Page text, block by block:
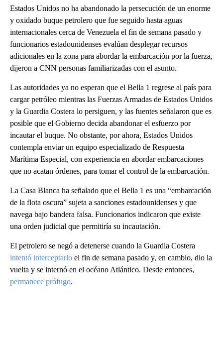
Estados Unidos no ha abandonado la persecución de un enorme
y oxidado buque petrolero que fue seguido hasta aguas
internacionales cerca de Venezuela el fin de semana pasado y
funcionarios estadounidenses evalúan desplegar recursos
adicionales en la zona para abordar la embarcación por la fuerza,
dijeron a CNN personas familiarizadas con el asunto.
Las autoridades ya no esperan que el Bella 1 regrese al país para
cargar petróleo mientras las Fuerzas Armadas de Estados Unidos
y la Guardia Costera lo persiguen, y las fuentes señalaron que es
posible que el Gobierno decida abandonar el esfuerzo por
incautar el buque. No obstante, por ahora, Estados Unidos
contempla enviar un equipo especializado de Respuesta
Marítima Especial, con experiencia en abordar embarcaciones
que no acatan órdenes, para tomar el control de la embarcación.
La Casa Blanca ha señalado que el Bella 1 es una “embarcación
de la flota oscura” sujeta a sanciones estadounidenses y que
navega bajo bandera falsa. Funcionarios indicaron que existe
una orden judicial que permitiría su incautación.
El petrolero se negó a detenerse cuando la Guardia Costera
intentó interceptarlo el fin de semana pasado y, en cambio, dio la
vuelta y se internó en el océano Atlántico. Desde entonces,
permanece prófugo.